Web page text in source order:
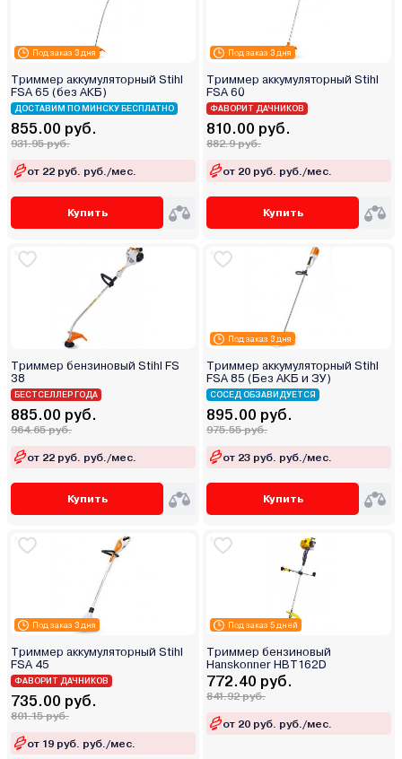
Под заказ 3 дня
Триммер аккумуляторный Stihl
FSA 65 (без АКБ)
ДОСТАВИМ ПО МИНСКУ БЕСПЛАТНО
855.00 руб.
931.95 руб.
от 22 руб. руб./мес.
Купить
Под заказ 3 дня
Триммер аккумуляторный Stihl
FSA 60
ФАВОРИТ ДАЧНИКОВ
810.00 руб.
882.9 руб.
от 20 руб. руб./мес.
Купить
Триммер бензиновый Stihl FS
38
БЕСТСЕЛЛЕР ГОДА
885.00 руб.
964.65 руб.
от 22 руб. руб./мес.
Купить
Под заказ 3 дня
Триммер аккумуляторный Stihl
FSA 85 (Без АКБ и ЗУ)
СОСЕД ОБЗАВИДУЕТСЯ
895.00 руб.
975.55 руб.
от 23 руб. руб./мес.
Купить
Под заказ 3 дня
Триммер аккумуляторный Stihl
FSA 45
ФАВОРИТ ДАЧНИКОВ
735.00 руб.
801.15 руб.
от 19 руб. руб./мес.
Под заказ 5 дней
Триммер бензиновый
Hanskonner HBT162D
772.40 руб.
841.92 руб.
от 20 руб. руб./мес.